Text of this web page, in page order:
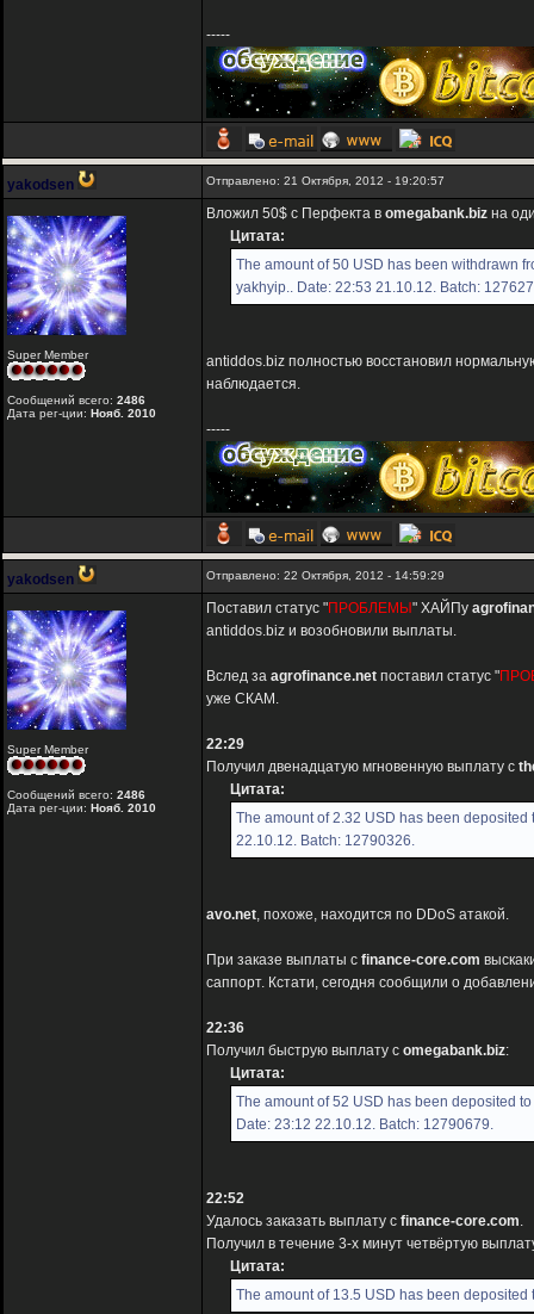
-----
yakodsen Отправлено: 21 Октября, 2012 - 19:20:57
Super Member
Сообщений всего: 2486
Дата рег-ции: Нояб. 2010
Вложил 50$ с Перфекта в omegabank.biz на
Цитата:
The amount of 50 USD has been withdrawn
yakhyip.. Date: 22:53 21.10.12. Batch:
antiddos.biz полностью восстановил
наблюдается.
-----
yakodsen Отправлено: 22 Октября, 2012 - 14:59:29
Super Member
Сообщений всего: 2486
Дата рег-ции: Нояб. 2010
Поставил статус "ПРОБЛЕМЫ " ХАЙПу
antiddos.biz и возобновили выплаты.
Вслед за agrofinance.net поставил статус "
уже СКАМ.
22:29
Получил двенадцатую мгновенную выплату с
Цитата:
The amount of 2.32 USD has been
22.10.12. Batch: 12790326.
avo.net, похоже, находится по DDoS атакой.
При заказе выплаты с finance-core.com
саппорт. Кстати, сегодня сообщили о
22:36
Получил быструю выплату с omegabank.biz:
Цитата:
The amount of 52 USD has been deposited
Date: 23:12 22.10.12. Batch: 12790679.
22:52
Удалось заказать выплату с finance-core.com.
Получил в течение 3-х минут четвёртую
Цитата:
The amount of 13.5 USD has been